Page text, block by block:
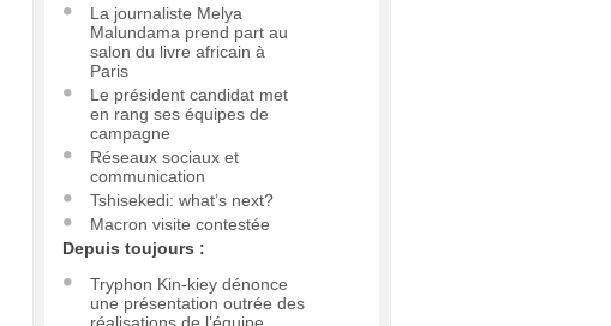
La journaliste Melya
Malundama prend part au
salon du livre africain à
Paris
Le président candidat met
en rang ses équipes de
campagne
Réseaux sociaux et
communication
Tshisekedi: what’s next?
Macron visite contestée
Depuis toujours :
Tryphon Kin-kiey dénonce
une présentation outrée des